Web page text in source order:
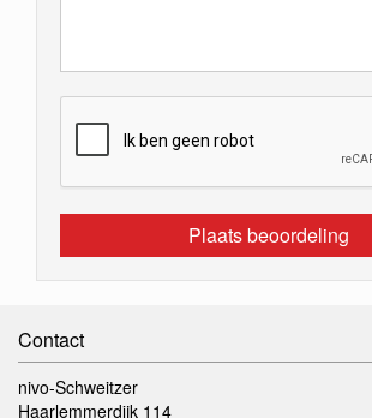
Plaats beoordeling
Contact
nivo-Schweitzer
Haarlemmerdijk 114